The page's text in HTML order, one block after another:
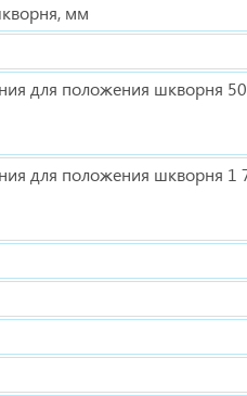
мм
для положения шкворня
для положения шкворня 1